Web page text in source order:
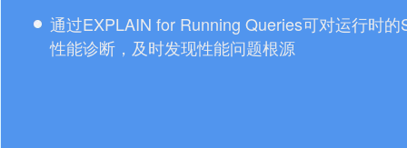
通过EXPLAIN for Running Queries可对运行时的
性能诊断，及时发现性能问题根源